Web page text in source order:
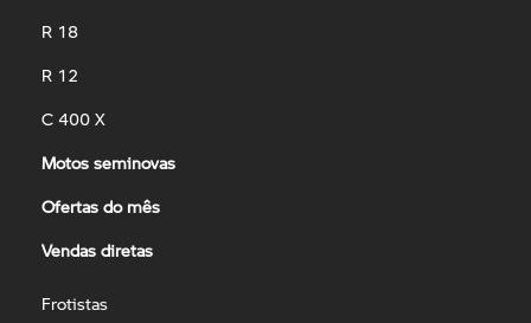
R 18
R 12
C 400 X
Motos seminovas
Ofertas do mês
Vendas diretas
Frotistas